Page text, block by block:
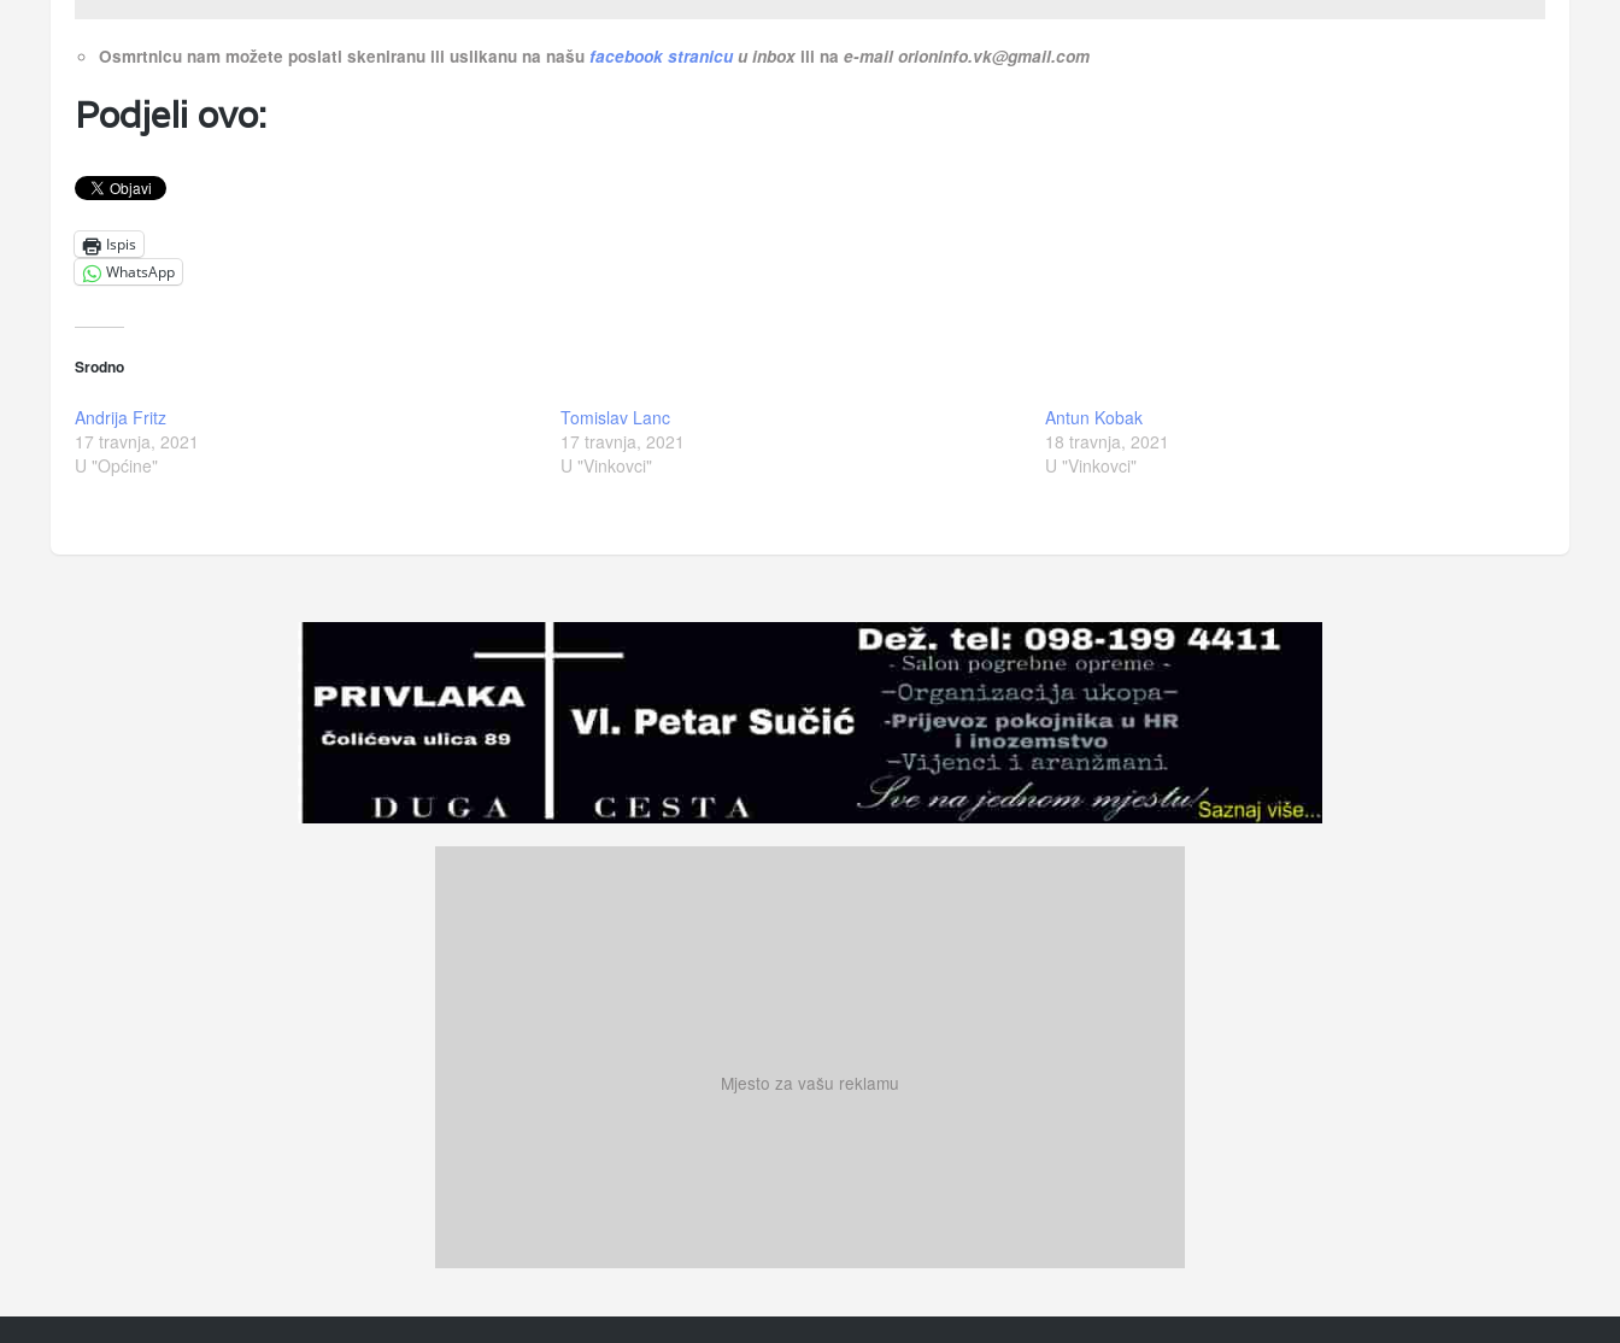
Osmrtnicu nam možete poslati skeniranu ili uslikanu na našufacebook stranicuu inbox ili nae-mailorioninfo.vk@gmail.com
Podjeli ovo:
Ispis
WhatsApp
Srodno
Andrija Fritz
17 travnja, 2021
U "Općine"
Tomislav Lanc
17 travnja, 2021
U "Vinkovci"
Antun Kobak
18 travnja, 2021
U "Vinkovci"
Mjesto za vašu reklamu